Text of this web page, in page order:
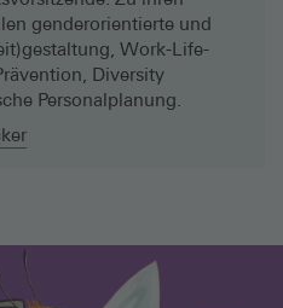
genderorientierte und
Work-Life-
Diversity
Personalplanung.